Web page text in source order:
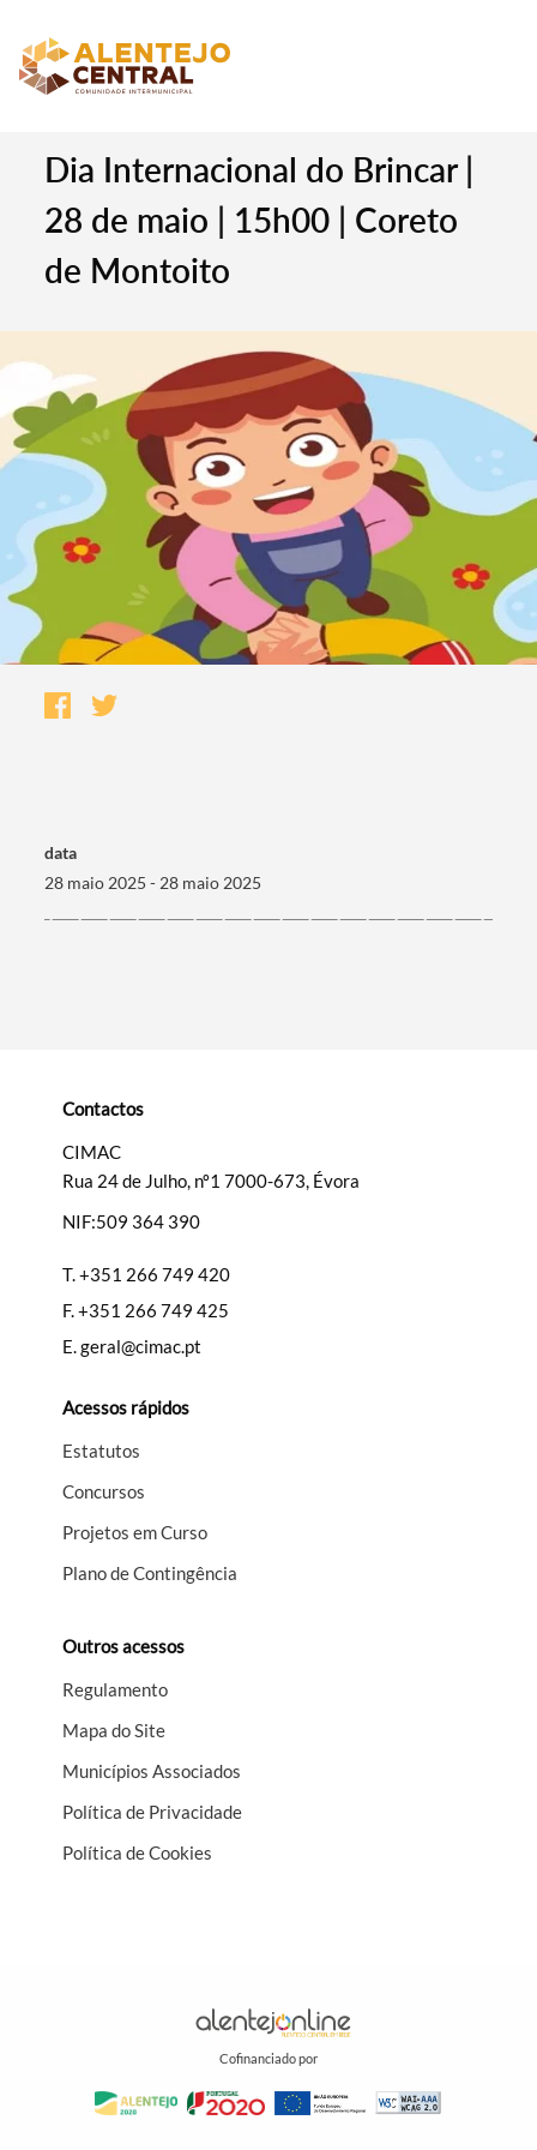
Termo de Pesquisa
Filtros
Dia Internacional do Brincar |
28 de maio | 15h00 | Coreto
de Montoito
data
28 maio 2025 - 28 maio 2025
Contactos
CIMAC
Rua 24 de Julho, nº1 7000-673, Évora
NIF:509 364 390
T.+351 266 749 420
F.+351 266 749 425
E.geral@cimac.pt
Acessos rápidos
Estatutos
Concursos
Projetos em Curso
Plano de Contingência
Outros acessos
Regulamento
Mapa do Site
Municípios Associados
Política de Privacidade
Política de Cookies
Cofinanciado por